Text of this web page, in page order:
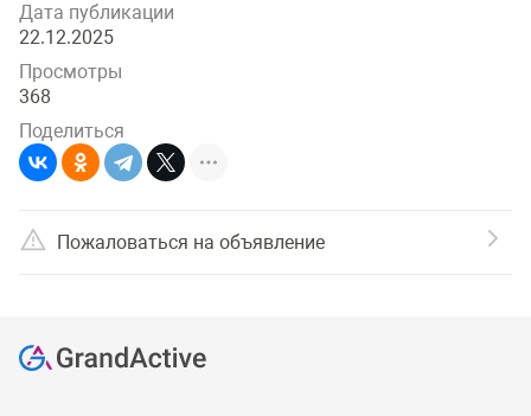
Дата публикации
22.12.2025
Просмотры
368
Поделиться
Пожаловаться на объявление